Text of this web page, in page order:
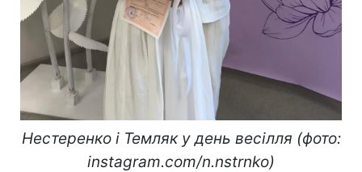
Нестеренко і Темляк у день весілля (фото:
instagram.com/n.nstrnko)